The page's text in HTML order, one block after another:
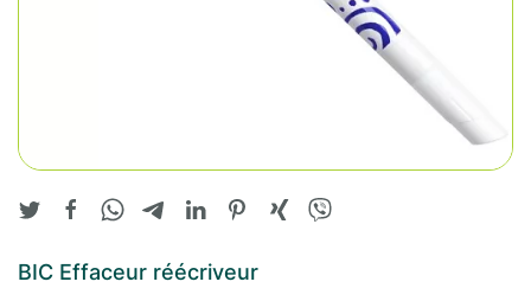
BIC Effaceur réécriveur